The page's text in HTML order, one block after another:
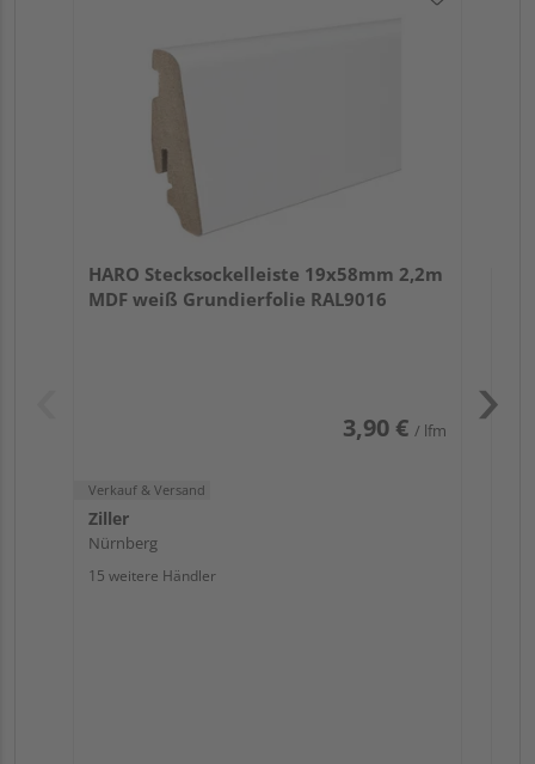
HARO Stecksockelleiste 19x58mm 2,2m
MDF weiß Grundierfolie RAL9016
3,90 € / lfm
Verkauf & Versand
Ziller
Nürnberg
15 weitere Händler